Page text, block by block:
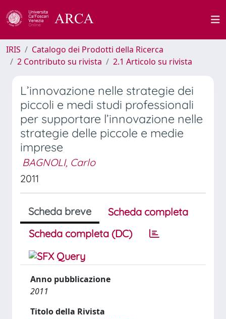
IRIS
Catalogo dei Prodotti della Ricerca
2 Contributo su rivista
2.1 Articolo su rivista
L’innovazione nelle strategie dei
piccoli e medi studi professionali
per supportare l’innovazione nelle
strategie delle piccole e medie
imprese
BAGNOLI, Carlo
2011
Scheda breve
Scheda completa
Scheda completa (DC)
Anno pubblicazione
2011
Titolo della Rivista